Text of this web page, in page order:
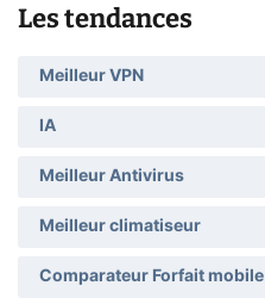
Les tendances
Meilleur VPN
IA
Meilleur Antivirus
Meilleur climatiseur
Comparateur Forfait mobile